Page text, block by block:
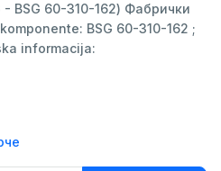
BSG 60-310-162) Фабрички
BSG 60-310-162 ;
informacija: